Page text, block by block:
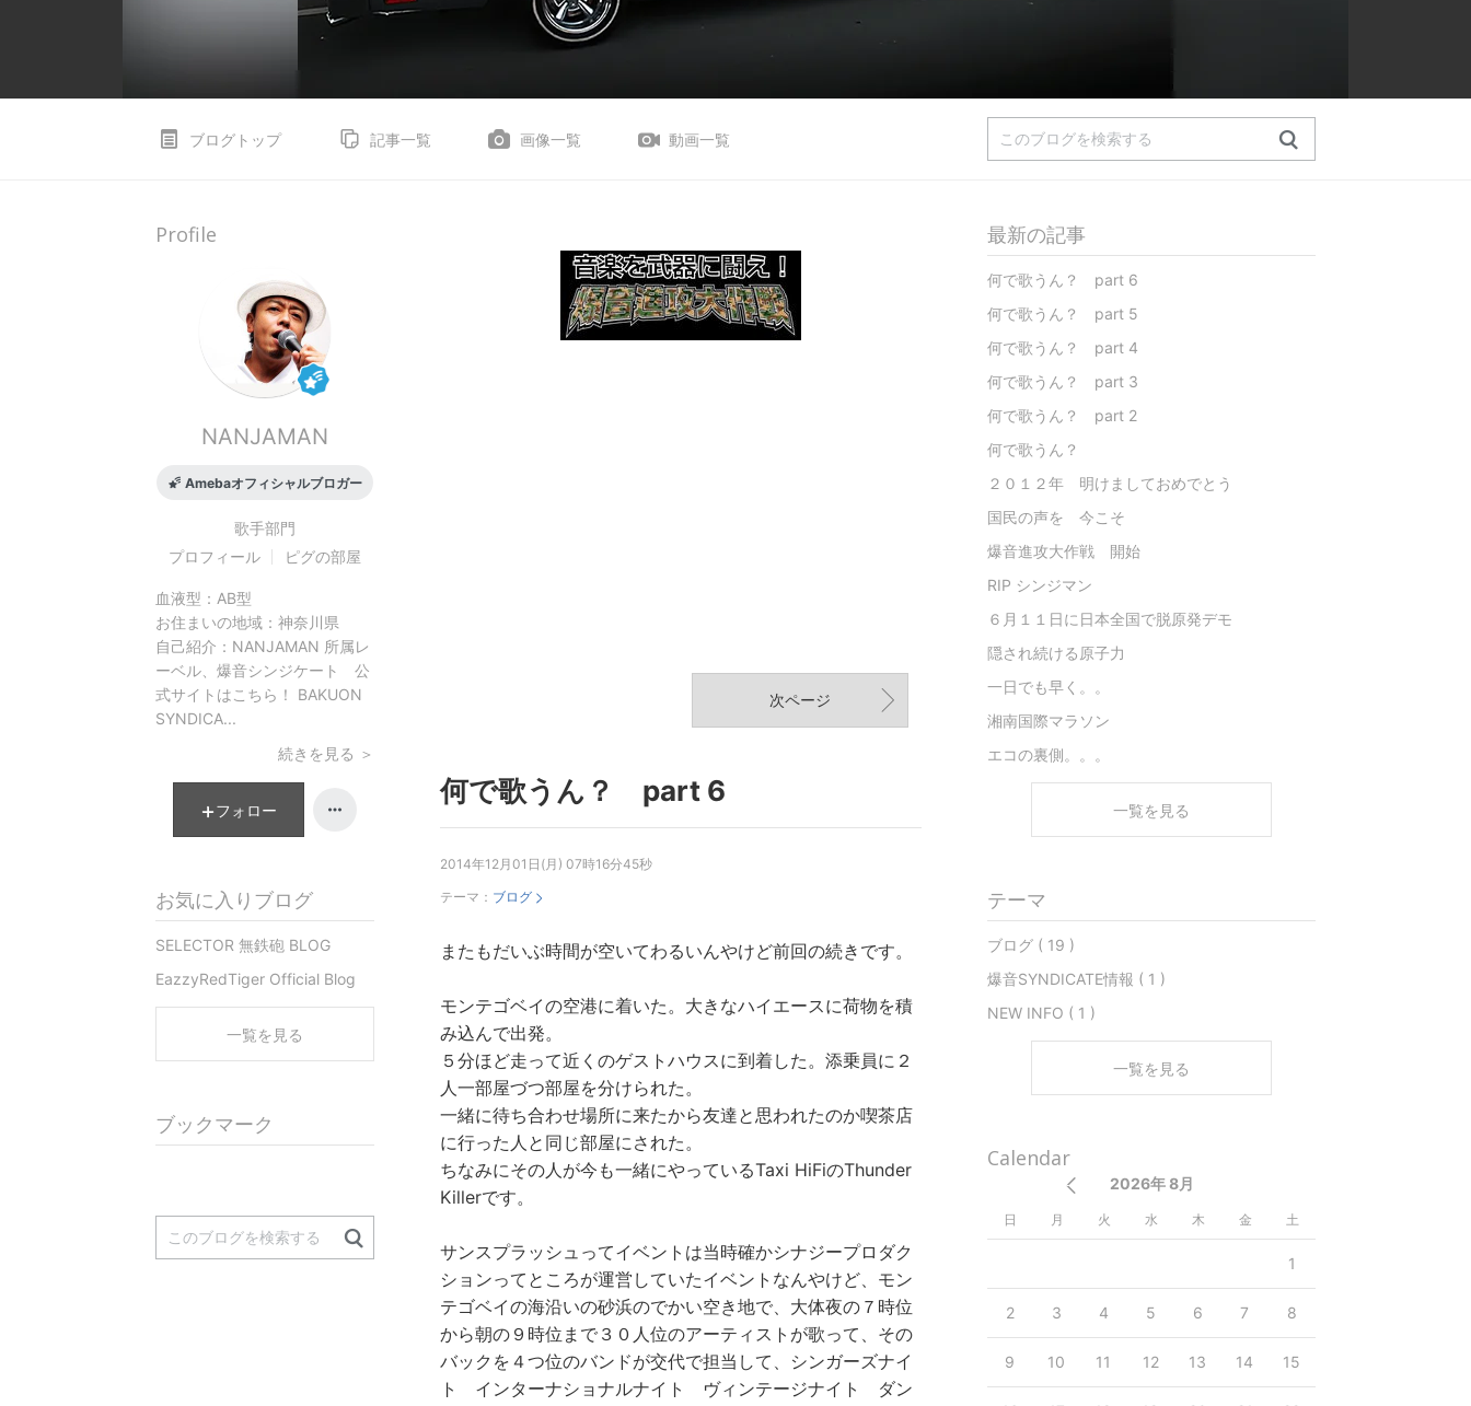
ブログトップ 記事一覧 画像一覧 動画一覧
次ページ
何で歌うん？ part 6
2014年12月01日(月) 07時16分45秒
テーマ： ブログ
またもだいぶ時間が空いてわるいんやけど前回の続きです。
モンテゴベイの空港に着いた。大きなハイエースに荷物を積
み込んで出発。
５分ほど走って近くのゲストハウスに到着した。添乗員に２
人一部屋づつ部屋を分けられた。
一緒に待ち合わせ場所に来たから友達と思われたのか喫茶店
に行った人と同じ部屋にされた。
ちなみにその人が今も一緒にやっているTaxi HiFiのThunder
Killerです。
サンスプラッシュってイベントは当時確かシナジープロダク
ションってところが運営していたイベントなんやけど、モン
テゴベイの海沿いの砂浜のでかい空き地で、大体夜の７時位
から朝の９時位まで３０人位のアーティストが歌って、その
バックを４つ位のバンドが交代で担当して、シンガーズナイ
ト インターナショナルナイト ヴィンテージナイト ダン
最新の記事
何で歌うん？ part 6
何で歌うん？ part 5
何で歌うん？ part 4
何で歌うん？ part 3
何で歌うん？ part 2
何で歌うん？
２０１２年 明けましておめでとう
国民の声を 今こそ
爆音進攻大作戦 開始
RIP シンジマン
６月１１日に日本全国で脱原発デモ
隠され続ける原子力
一日でも早く。。
湘南国際マラソン
エコの裏側。。。
一覧を見る
テーマ
ブログ ( 19 )
爆音SYNDICATE情報 ( 1 )
NEW INFO ( 1 )
一覧を見る
Calendar
2026年 8月
日 月 火 水 木 金 土
1
2 3 4 5 6 7 8
9 10 11 12 13 14 15
Profile
NANJAMAN
Amebaオフィシャルブロガー
歌手部門
プロフィール
ピグの部屋
血液型： AB型
お住まいの地域： 神奈川県
自己紹介： NANJAMAN 所属レ
ーベル、爆音シンジケート 公
式サイトはこちら！ BAKUON
SYNDICA...
続きを見る ＞
フォロー
お気に入りブログ
SELECTOR 無鉄砲 BLOG
EazzyRedTiger Official Blog
一覧を見る
ブックマーク